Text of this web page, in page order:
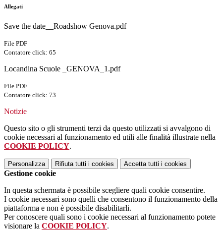
Allegati
Save the date__Roadshow Genova.pdf
File PDF
Contatore click: 65
Locandina Scuole _GENOVA_1.pdf
File PDF
Contatore click: 73
Notizie
Questo sito o gli strumenti terzi da questo utilizzati si avvalgono di
cookie necessari al funzionamento ed utili alle finalità illustrate nella
COOKIE POLICY.
Personalizza Rifiuta tutti i cookies Accetta tutti i cookies
Gestione cookie
In questa schermata è possibile scegliere quali cookie consentire.
I cookie necessari sono quelli che consentono il funzionamento della
piattaforma e non è possibile disabilitarli.
Per conoscere quali sono i cookie necessari al funzionamento potete
visionare la COOKIE POLICY.